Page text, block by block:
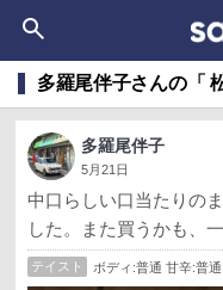
多羅尾伴子さんの「
多羅尾伴子
5月21日
中口らしい口当たりの
した。また買うかも、
テイスト ボディ:普通 甘辛:普通